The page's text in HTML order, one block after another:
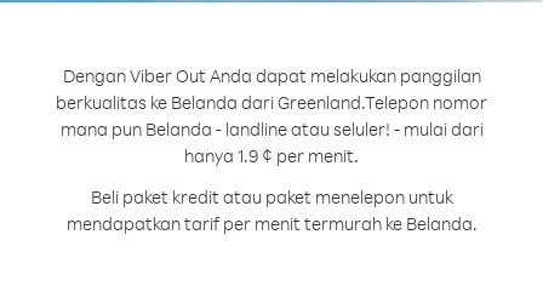
Dengan Viber Out Anda dapat melakukan panggilan
berkualitas ke Belanda dari Greenland.Telepon nomor
mana pun Belanda - landline atau seluler! - mulai dari
hanya 1.9 ¢ per menit.
Beli paket kredit atau paket menelepon untuk
mendapatkan tarif per menit termurah ke Belanda.